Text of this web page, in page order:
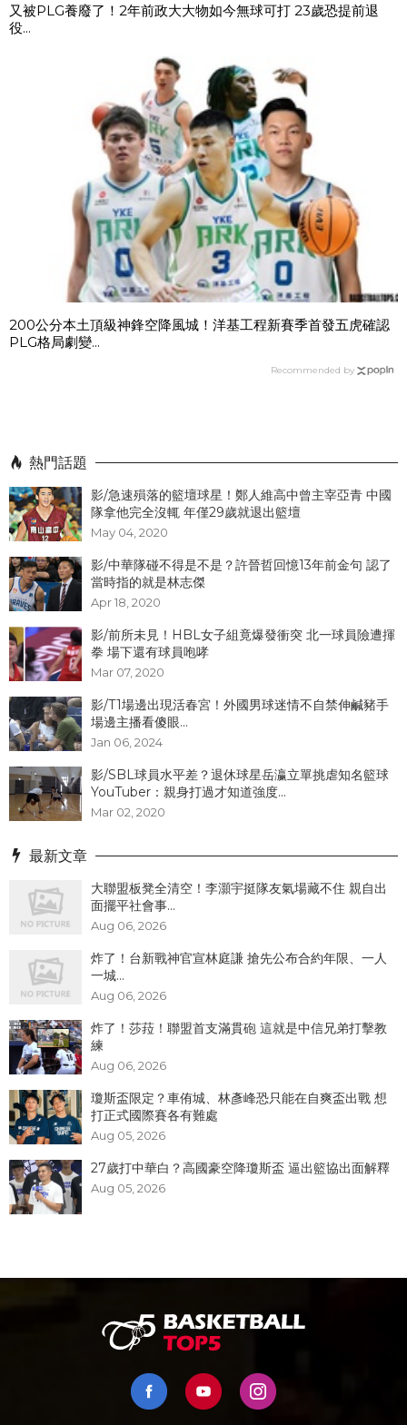
又被PLG養廢了！2年前政大大物如今無球可打 23歲恐提前退
役...
200公分本土頂級神鋒空降風城！洋基工程新賽季首發五虎確認
PLG格局劇變...
Recommended by
熱門話題
影/急速殞落的籃壇球星！鄭人維高中曾主宰亞青 中國
隊拿他完全沒輒 年僅29歲就退出籃壇
May 04, 2020
影/中華隊碰不得是不是？許晉哲回憶13年前金句 認了
當時指的就是林志傑
Apr 18, 2020
影/前所未見！HBL女子組竟爆發衝突 北一球員險遭揮
拳 場下還有球員咆哮
Mar 07, 2020
影/T1場邊出現活春宮！外國男球迷情不自禁伸鹹豬手
場邊主播看傻眼...
Jan 06, 2024
影/SBL球員水平差？退休球星岳瀛立單挑虐知名籃球
YouTuber：親身打過才知道強度...
Mar 02, 2020
最新文章
大聯盟板凳全清空！李灝宇挺隊友氣場藏不住 親自出
面擺平社會事...
Aug 06, 2026
炸了！台新戰神官宣林庭謙 搶先公布合約年限、一人
一城...
Aug 06, 2026
炸了！​莎菈！聯盟首支滿貫砲 這就是中信兄弟打擊教
練
Aug 06, 2026
瓊斯盃限定？車侑城、林彥峰恐只能在自爽盃出戰 想
打正式國際賽各有難處
Aug 05, 2026
27歲打中華白？高國豪空降瓊斯盃 逼出籃協出面解釋
Aug 05, 2026